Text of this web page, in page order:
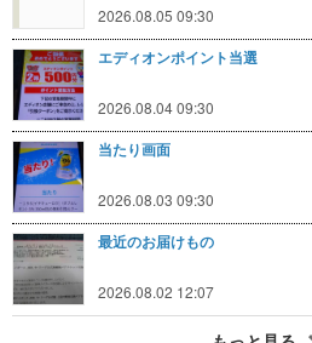
2026.08.05 09:30
エディオンポイント当選
2026.08.04 09:30
当たり画面
2026.08.03 09:30
最近のお届けもの
2026.08.02 12:07